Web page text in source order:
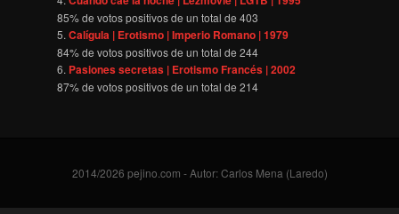
85% de votos positivos de un total de403
Calígula | Erotismo | Imperio Romano | 1979
84% de votos positivos de un total de244
Pasiones secretas | Erotismo Francés | 2002
87% de votos positivos de un total de214
2014/2026 pejino.com - Autor: Carlos Mena (Laredo)